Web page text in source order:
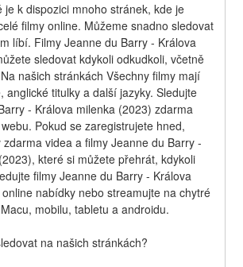
je k dispozici mnoho stránek, kde je
filmy online. Můžeme snadno sledovat
líbí. Filmy Jeanne du Barry - Králova
sledovat kdykoli odkudkoli, včetně
našich stránkách Všechny filmy mají
anglické titulky a další jazyky. Sledujte
- Králova milenka (2023) zdarma
Pokud se zaregistrujete hned,
videa a filmy Jeanne du Barry -
které si můžete přehrát, kdykoli
filmy Jeanne du Barry - Králova
nabídky nebo streamujte na chytré
mobilu, tabletu a androidu.
na našich stránkách?